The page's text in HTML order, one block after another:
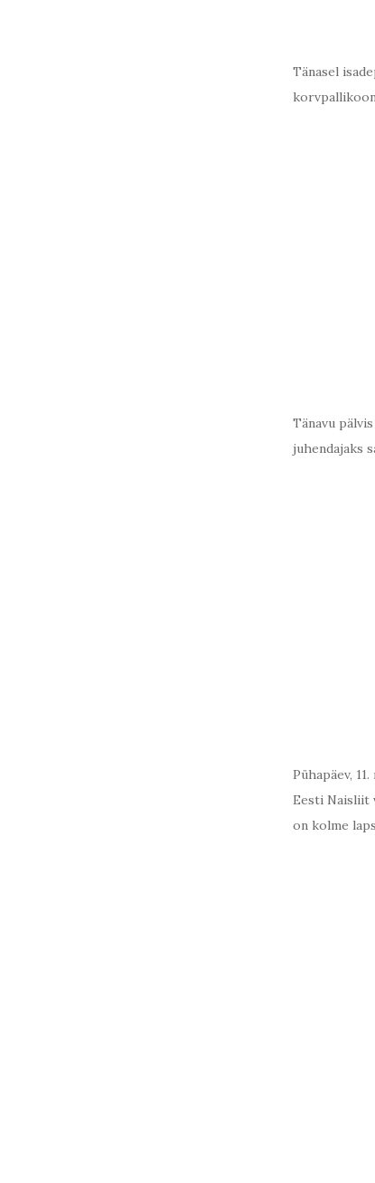
Tänasel
Tänavu
juhendajaks
Pühapäev,
Eesti Naisliit
on kolme